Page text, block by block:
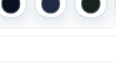
Black Navy